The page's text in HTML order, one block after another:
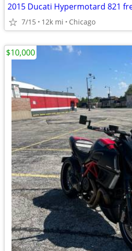
2015 Ducati Hypermotard 821
7/15 12k mi Chicago
$10,000